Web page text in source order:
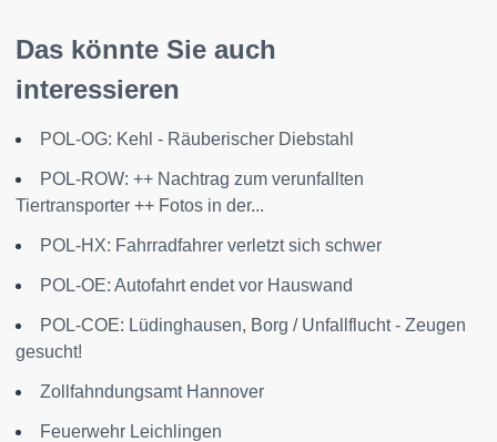
Das könnte Sie auch
interessieren
POL-OG: Kehl - Räuberischer Diebstahl
POL-ROW: ++ Nachtrag zum verunfallten
Tiertransporter ++ Fotos in der...
POL-HX: Fahrradfahrer verletzt sich schwer
POL-OE: Autofahrt endet vor Hauswand
POL-COE: Lüdinghausen, Borg / Unfallflucht - Zeugen
gesucht!
Zollfahndungsamt Hannover
Feuerwehr Leichlingen